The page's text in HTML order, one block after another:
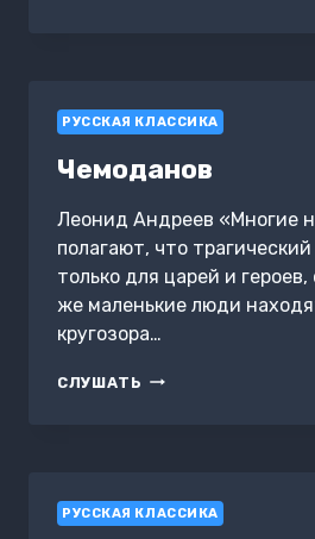
РУССКАЯ КЛАССИКА
Чемоданов
Леонид Андреев «Многие
полагают, что
только для царей и
же маленькие люди
кругозора…
СЛУШАТЬ ЧЕМОДАНОВ
РУССКАЯ КЛАССИКА